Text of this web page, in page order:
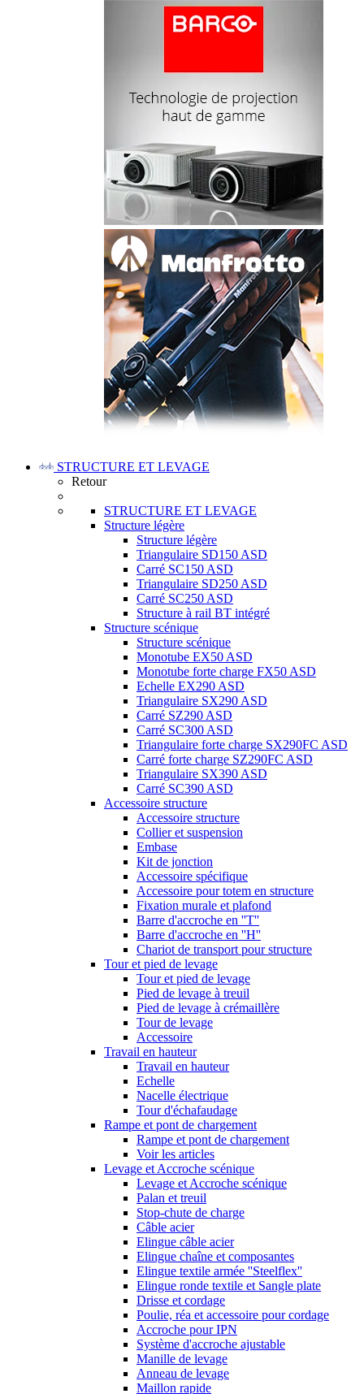
STRUCTURE ET LEVAGE
Retour
STRUCTURE ET LEVAGE
Structure légère
Structure légère
Triangulaire SD150 ASD
Carré SC150 ASD
Triangulaire SD250 ASD
Carré SC250 ASD
Structure à rail BT intégré
Structure scénique
Structure scénique
Monotube EX50 ASD
Monotube forte charge FX50 ASD
Echelle EX290 ASD
Triangulaire SX290 ASD
Carré SZ290 ASD
Carré SC300 ASD
Triangulaire forte charge SX290FC ASD
Carré forte charge SZ290FC ASD
Triangulaire SX390 ASD
Carré SC390 ASD
Accessoire structure
Accessoire structure
Collier et suspension
Embase
Kit de jonction
Accessoire spécifique
Accessoire pour totem en structure
Fixation murale et plafond
Barre d'accroche en ''T''
Barre d'accroche en ''H''
Chariot de transport pour structure
Tour et pied de levage
Tour et pied de levage
Pied de levage à treuil
Pied de levage à crémaillère
Tour de levage
Accessoire
Travail en hauteur
Travail en hauteur
Echelle
Nacelle électrique
Tour d'échafaudage
Rampe et pont de chargement
Rampe et pont de chargement
Voir les articles
Levage et Accroche scénique
Levage et Accroche scénique
Palan et treuil
Stop-chute de charge
Câble acier
Elingue câble acier
Elingue chaîne et composantes
Elingue textile armée ''Steelflex''
Elingue ronde textile et Sangle plate
Drisse et cordage
Poulie, réa et accessoire pour cordage
Accroche pour IPN
Système d'accroche ajustable
Manille de levage
Anneau de levage
Maillon rapide